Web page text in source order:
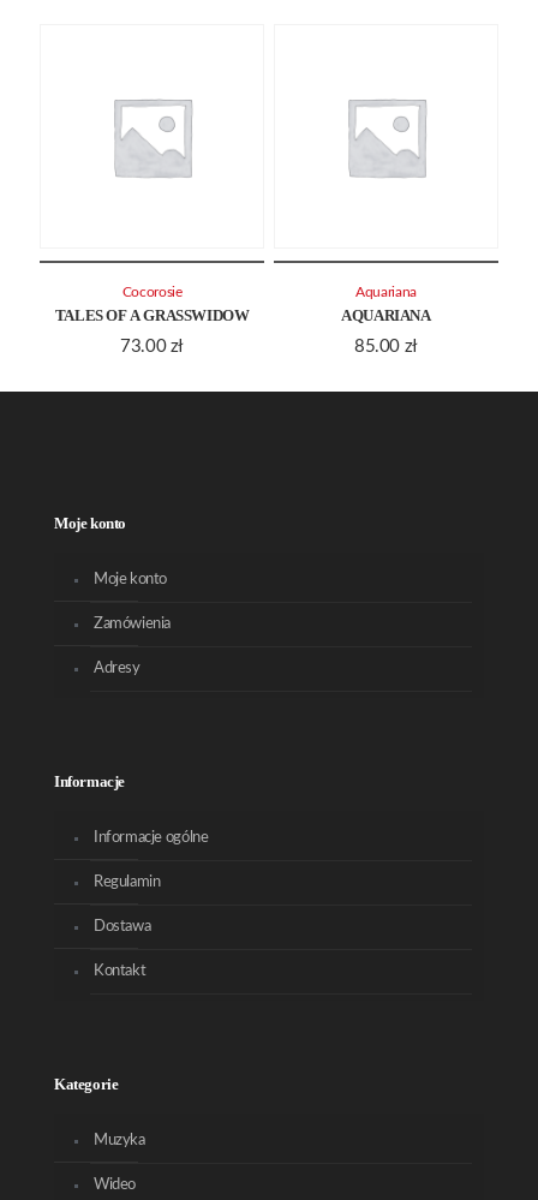
TALES OF A GRASSWIDOW
73.00 zł
Cocorosie
AQUARIANA
85.00 zł
Aquariana
Moje konto
Moje konto
Zamówienia
Adresy
Informacje
Informacje ogólne
Regulamin
Dostawa
Kontakt
Kategorie
Muzyka
Wideo